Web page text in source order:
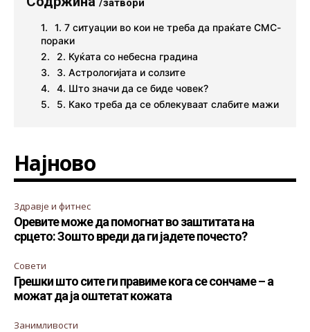
/затвори
1. 7 ситуации во кои не треба да праќате СМС-
пораки
2. Куќата со небесна градина
3. Астрологијата и солзите
4. Што значи да се биде човек?
5. Како треба да се облекуваат слабите мажи
Најново
Здравје и фитнес
Оревите може да помогнат во заштитата на
срцето: Зошто вреди да ги јадете почесто?
Совети
Грешки што сите ги правиме кога се сончаме – а
можат да ја оштетат кожата
Занимливости